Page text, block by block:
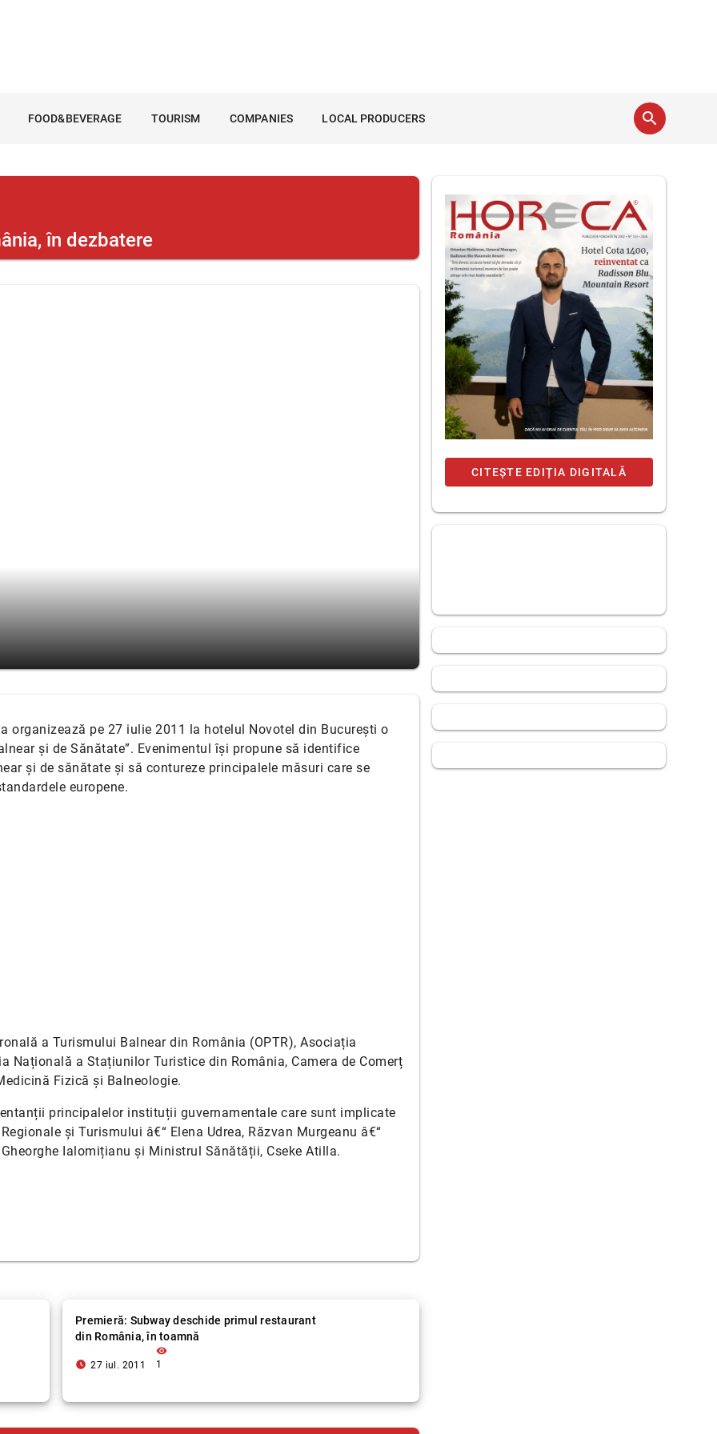
FOOD&BEVERAGE TOURISM COMPANIES LOCAL PRODUCERS search
în dezbatere
organizează pe 27 iulie 2011 la hotelul Novotel din București o
și de Sănătate”. Evenimentul își propune să identifice
și de sănătate și să contureze principalele măsuri care se
europene.
a Turismului Balnear din România (OPTR), Asociația
Națională a Stațiunilor Turistice din România, Camera de Comerț
Fizică și Balneologie.
principalelor instituții guvernamentale care sunt implicate
și Turismului â€“ Elena Udrea, Răzvan Murgeanu â€“
Ialomițianu și Ministrul Sănătății, Cseke Atilla.
Premieră: Subway deschide primul restaurant
din România, în toamnă
access_time_filled 27 iul. 2011
visibility
1
CITEȘTE EDIȚIA DIGITALĂ